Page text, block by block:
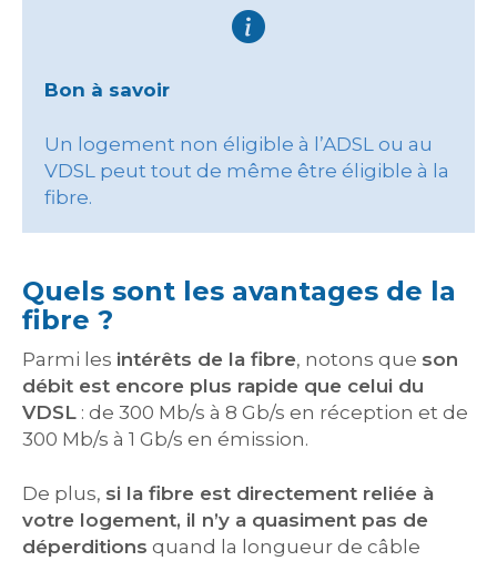
Bon à savoir
Un logement non éligible à l’ADSL ou au
VDSL peut tout de même être éligible à la
fibre.
Quels sont les avantages de la
fibre ?
Parmi les intérêts de la fibre, notons que son
débit est encore plus rapide que celui du
VDSL : de 300 Mb/s à 8 Gb/s en réception et de
300 Mb/s à 1 Gb/s en émission.
De plus, si la fibre est directement reliée à
votre logement, il n’y a quasiment pas de
déperditions quand la longueur de câble